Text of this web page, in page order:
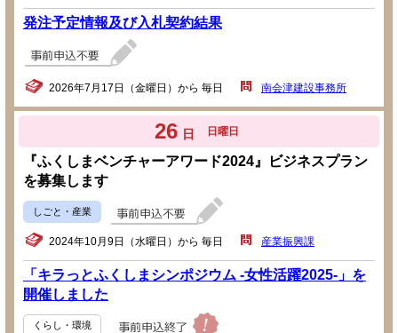
発注予定情報及び入札契約結果
2026年7月17日（金曜日）から 毎日 南会津建設事務所
26 日 日曜日
『ふくしまベンチャーアワード2024』ビジネスプラン
を募集します
しごと・産業
2024年10月9日（水曜日）から 毎日 産業振興課
「キラっとふくしまシンポジウム -女性活躍2025-」を
開催しました
くらし・環境